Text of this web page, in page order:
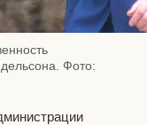
Фото: